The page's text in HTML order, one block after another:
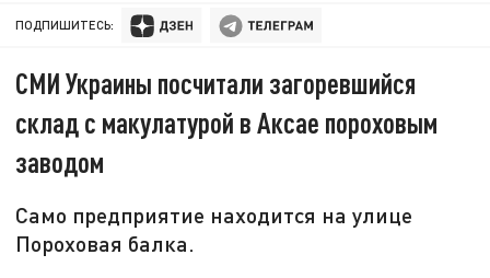
ПОДПИШИТЕСЬ:
СМИ Украины посчитали загоревшийся
склад с макулатурой в Аксае пороховым
заводом
Само предприятие находится на улице
Пороховая балка.